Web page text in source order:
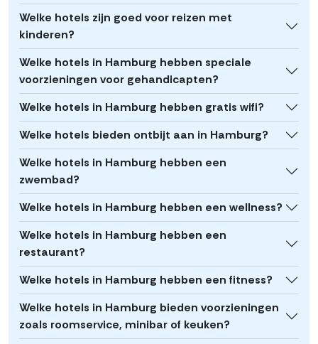
Welke hotels zijn goed voor reizen met
kinderen?
Welke hotels in Hamburg hebben speciale
voorzieningen voor gehandicapten?
Welke hotels in Hamburg hebben gratis wifi?
Welke hotels bieden ontbijt aan in Hamburg?
Welke hotels in Hamburg hebben een
zwembad?
Welke hotels in Hamburg hebben een wellness?
Welke hotels in Hamburg hebben een
restaurant?
Welke hotels in Hamburg hebben een fitness?
Welke hotels in Hamburg bieden voorzieningen
zoals roomservice, minibar of keuken?